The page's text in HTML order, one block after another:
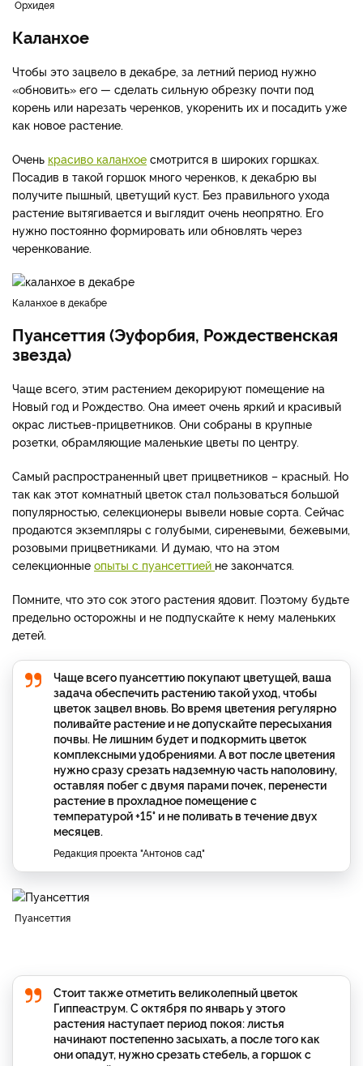
Орхидея
Каланхое
Чтобы это зацвело в декабре, за летний период нужно
«обновить» его — сделать сильную обрезку почти под
корень или нарезать черенков, укоренить их и посадить уже
как новое растение.
Очень красиво каланхое смотрится в широких горшках.
Посадив в такой горшок много черенков, к декабрю вы
получите пышный, цветущий куст. Без правильного ухода
растение вытягивается и выглядит очень неопрятно. Его
нужно постоянно формировать или обновлять через
черенкование.
Каланхое в декабре
Пуансеттия (Эуфорбия, Рождественская
звезда)
Чаще всего, этим растением декорируют помещение на
Новый год и Рождество. Она имеет очень яркий и красивый
окрас листьев-прицветников. Они собраны в крупные
розетки, обрамляющие маленькие цветы по центру.
Самый распространенный цвет прицветников – красный. Но
так как этот комнатный цветок стал пользоваться большой
популярностью, селекционеры вывели новые сорта. Сейчас
продаются экземпляры с голубыми, сиреневыми, бежевыми,
розовыми прицветниками. И думаю, что на этом
селекционные опыты с пуансеттией не закончатся.
Помните, что это сок этого растения ядовит. Поэтому будьте
предельно осторожны и не подпускайте к нему маленьких
детей.
Чаще всего пуансеттию покупают цветущей, ваша
задача обеспечить растению такой уход, чтобы
цветок зацвел вновь. Во время цветения регулярно
поливайте растение и не допускайте пересыхания
почвы. Не лишним будет и подкормить цветок
комплексными удобрениями. А вот после цветения
нужно сразу срезать надземную часть наполовину,
оставляя побег с двумя парами почек, перенести
растение в прохладное помещение с
температурой +15° и не поливать в течение двух
месяцев.
Редакция проекта "Антонов сад"
Пуансеттия
Стоит также отметить великолепный цветок
Гиппеаструм. С октября по январь у этого
растения наступает период покоя: листья
начинают постепенно засыхать, а после того как
они опадут, нужно срезать стебель, а горшок с